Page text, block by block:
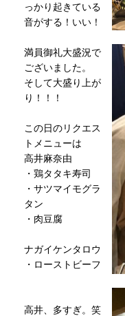
っかり起きている
音がする！いい！
満員御礼大盛況で
ございました。
そして大盛り上が
り！！！
この日のリクエス
トメニューは
高井麻奈由
・鶏タタキ寿司
・サツマイモグラ
タン
・肉豆腐
ナガイケンタロウ
・ローストビーフ
高井、多すぎ。笑